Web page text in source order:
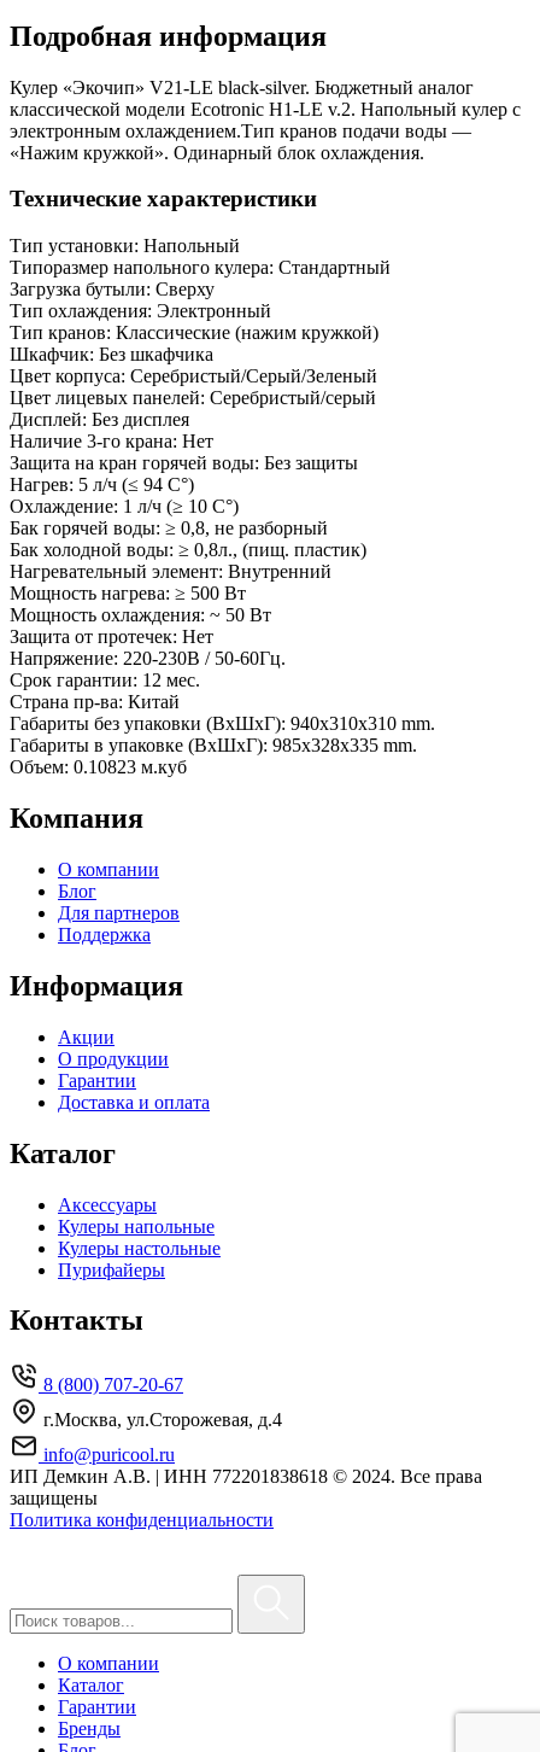
Подробная информация
Кулер «Экочип» V21-LE black-silver. Бюджетный аналог
классической модели Ecotronic H1-LE v.2. Напольный кулер с
электронным охлаждением.Тип кранов подачи воды —
«Нажим кружкой». Одинарный блок охлаждения.
Технические характеристики
Тип установки: Напольный
Типоразмер напольного кулера: Стандартный
Загрузка бутыли: Сверху
Тип охлаждения: Электронный
Тип кранов: Классические (нажим кружкой)
Шкафчик: Без шкафчика
Цвет корпуса: Серебристый/Серый/Зеленый
Цвет лицевых панелей: Серебристый/серый
Дисплей: Без дисплея
Наличие 3-го крана: Нет
Защита на кран горячей воды: Без защиты
Нагрев: 5 л/ч (≤ 94 C°)
Охлаждение: 1 л/ч (≥ 10 C°)
Бак горячей воды: ≥ 0,8, не разборный
Бак холодной воды: ≥ 0,8л., (пищ. пластик)
Нагревательный элемент: Внутренний
Мощность нагрева: ≥ 500 Вт
Мощность охлаждения: ~ 50 Вт
Защита от протечек: Нет
Напряжение: 220-230В / 50-60Гц.
Срок гарантии: 12 мес.
Страна пр-ва: Китай
Габариты без упаковки (ВxШxГ): 940x310x310 mm.
Габариты в упаковке (ВxШxГ): 985x328x335 mm.
Объем: 0.10823 м.куб
Компания
О компании
Блог
Для партнеров
Поддержка
Информация
Акции
О продукции
Гарантии
Доставка и оплата
Каталог
Аксессуары
Кулеры напольные
Кулеры настольные
Пурифайеры
Контакты
8 (800) 707-20-67
г.Москва, ул.Сторожевая, д.4
info@puricool.ru
ИП Демкин А.В. | ИНН 772201838618 © 2024. Все права
защищены
Политика конфиденциальности
О компании
Каталог
Гарантии
Бренды